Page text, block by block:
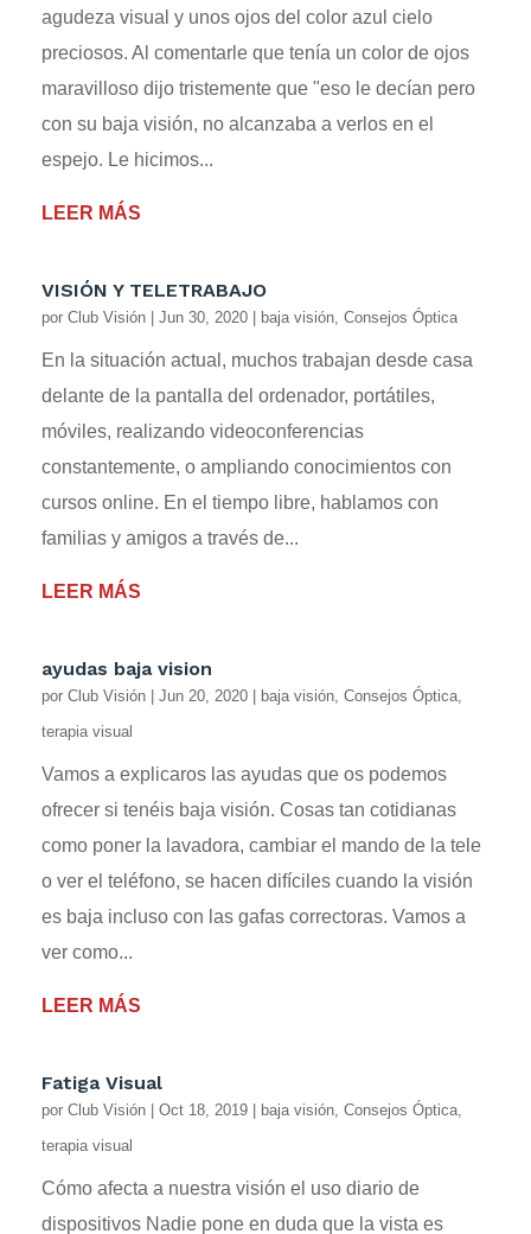
agudeza visual y unos ojos del color azul cielo
preciosos. Al comentarle que tenía un color de ojos
maravilloso dijo tristemente que "eso le decían pero
con su baja visión, no alcanzaba a verlos en el
espejo. Le hicimos...
LEER MÁS
VISIÓN Y TELETRABAJO
por Club Visión Jun 30, 2020 baja visión Consejos Óptica
En la situación actual, muchos trabajan desde casa
delante de la pantalla del ordenador, portátiles,
móviles, realizando videoconferencias
constantemente, o ampliando conocimientos con
cursos online. En el tiempo libre, hablamos con
familias y amigos a través de...
LEER MÁS
ayudas baja vision
por Club Visión Jun 20, 2020 baja visión Consejos Óptica
terapia visual
Vamos a explicaros las ayudas que os podemos
ofrecer si tenéis baja visión. Cosas tan cotidianas
como poner la lavadora, cambiar el mando de la tele
o ver el teléfono, se hacen difíciles cuando la visión
es baja incluso con las gafas correctoras. Vamos a
ver como...
LEER MÁS
Fatiga Visual
por Club Visión Oct 18, 2019 baja visión Consejos Óptica
terapia visual
Cómo afecta a nuestra visión el uso diario de
dispositivos Nadie pone en duda que la vista es